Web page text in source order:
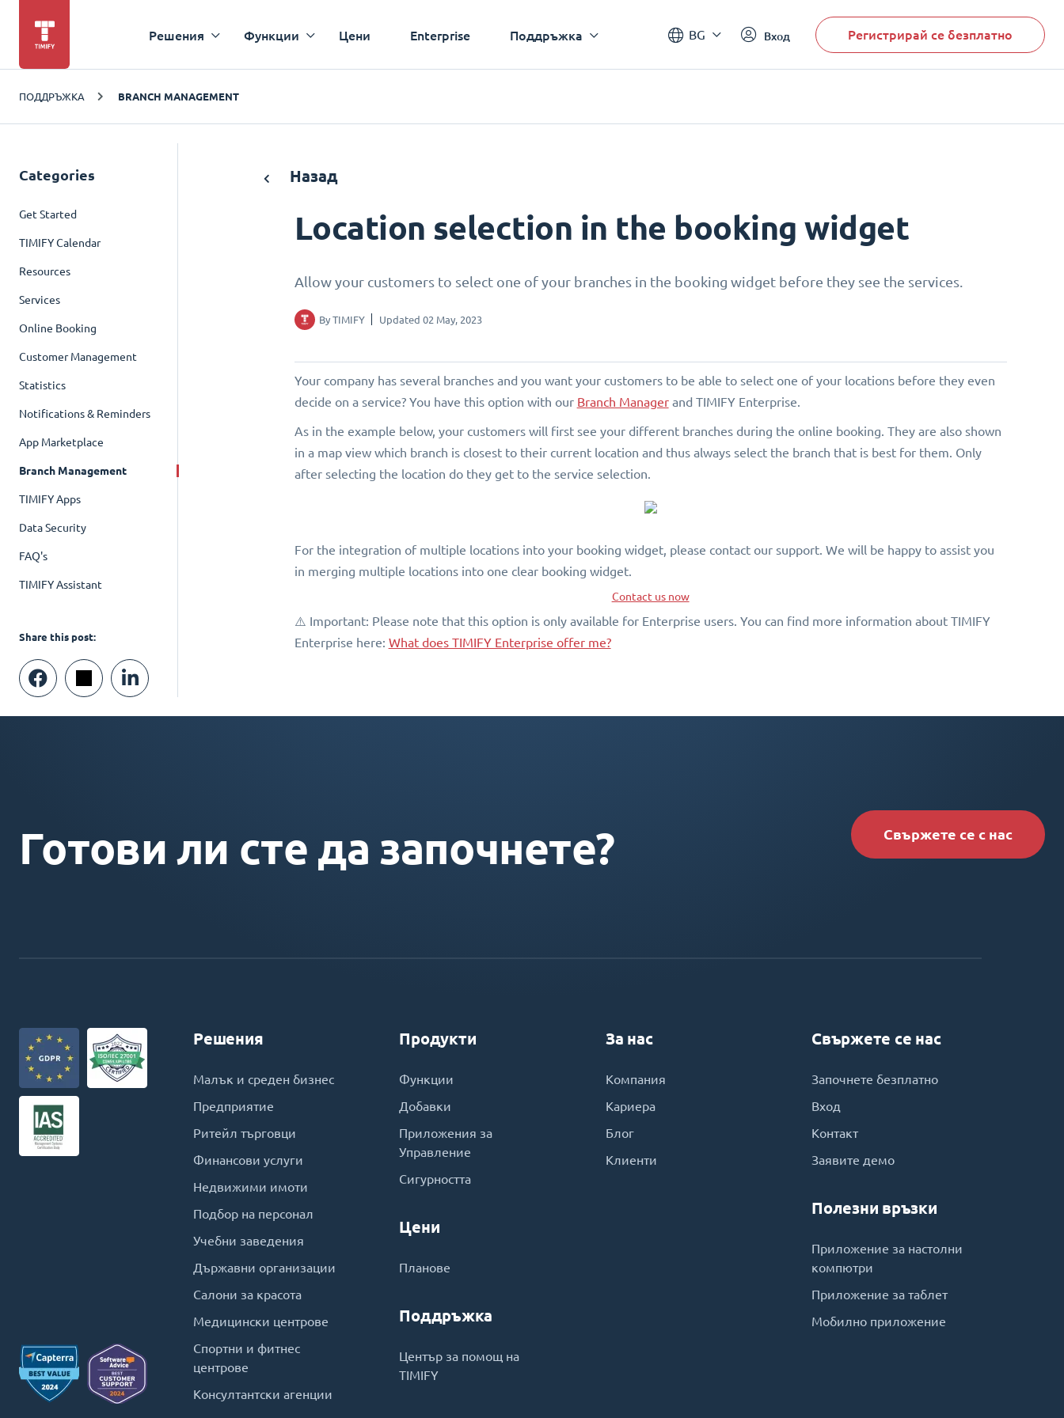
Решения Функции Цени Enterprise Поддръжка BG Вход Регистрирай се безплатно
ПОДДРЪЖКА BRANCH MANAGEMENT
Categories
Get Started
TIMIFY Calendar
Resources
Services
Online Booking
Customer Management
Statistics
Notifications & Reminders
App Marketplace
Branch Management
TIMIFY Apps
Data Security
FAQ's
TIMIFY Assistant
Share this post:
Назад
Location selection in the booking widget
Allow your customers to select one of your branches in the booking widget before they see the services.
By TIMIFY Updated 02 May, 2023
Your company has several branches and you want your customers to be able to select one of your locations before they even
decide on a service? You have this option with our Branch Managerand TIMIFY Enterprise.
As in the example below, your customers will first see your different branches during the online booking. They are also shown
in a map view which branch is closest to their current location and thus always select the branch that is best for them. Only
after selecting the location do they get to the service selection.
For the integration of multiple locations into your booking widget, please contact our support. We will be happy to assist you
in merging multiple locations into one clear booking widget.
Contact us now
⚠️ Important: Please note that this option is only available for Enterprise users. You can find more information about TIMIFY
Enterprise here: What does TIMIFY Enterprise offer me?
Готови ли сте да започнете? Свържете се с нас
Решения
Малък и среден бизнес
Предприятие
Ритейл търговци
Финансови услуги
Недвижими имоти
Подбор на персонал
Учебни заведения
Държавни организации
Салони за красота
Медицински центрове
Спортни и фитнес
центрове
Консултантски агенции
Продукти
Функции
Добавки
Приложения за
Управление
Сигурността
Цени
Планове
Поддръжка
Център за помощ на
TIMIFY
За нас
Компания
Кариера
Блог
Клиенти
Свържете се нас
Започнете безплатно
Вход
Контакт
Заявите демо
Полезни връзки
Приложение за настолни
компютри
Приложение за таблет
Мобилно приложение